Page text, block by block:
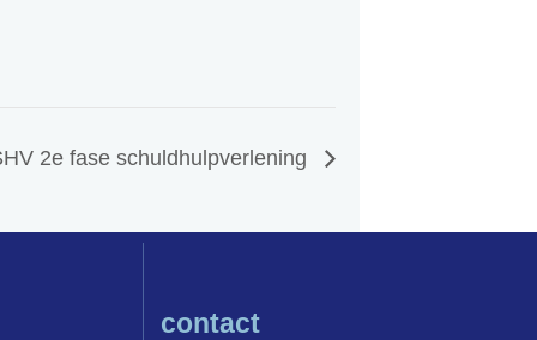
2e fase schuldhulpverlening
contact